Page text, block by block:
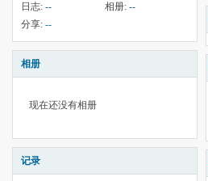
日志: -- 相册: --
分享: --
相册
现在还没有相册
记录